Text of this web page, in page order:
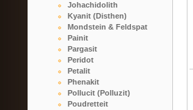
Johachidolith
Kyanit (Disthen)
Mondstein & Feldspat
Painit
Pargasit
Peridot
Petalit
Phenakit
Pollucit (Polluzit)
Poudretteit